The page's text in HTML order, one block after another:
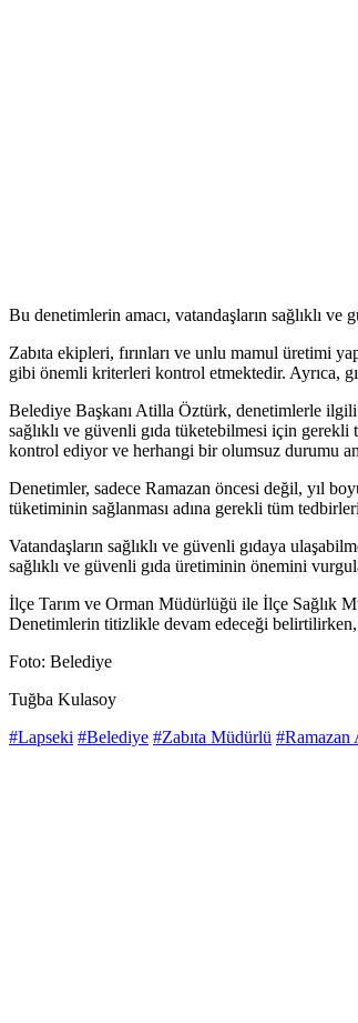
Bu denetimlerin amacı, vatandaşların sağlıklı
Zabıta ekipleri, fırınları ve unlu mamul üretimi
gibi önemli kriterleri kontrol etmektedir. Ayrıca,
Belediye Başkanı Atilla Öztürk, denetimlerle ilgili
sağlıklı ve güvenli gıda tüketebilmesi için
kontrol ediyor ve herhangi bir olumsuz durumu
Denetimler, sadece Ramazan öncesi değil, yıl
tüketiminin sağlanması adına gerekli tüm
Vatandaşların sağlıklı ve güvenli gıdaya
sağlıklı ve güvenli gıda üretiminin önemini
İlçe Tarım ve Orman Müdürlüğü ile İlçe Sağlık
Denetimlerin titizlikle devam edeceği belirtilirken,
Foto: Belediye
Tuğba Kulasoy
#Lapseki #Belediye #Zabıta Müdürlü #Ramazan